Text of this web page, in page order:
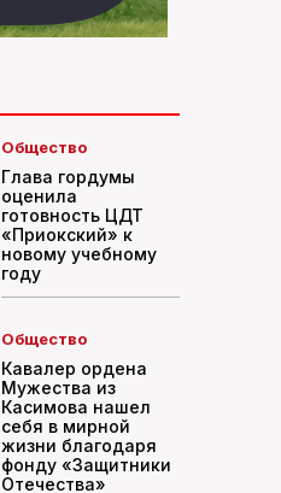
Общество
Глава гордумы
оценила
готовность ЦДТ
«Приокский» к
новому учебному
году
Общество
Кавалер ордена
Мужества из
Касимова нашел
себя в мирной
жизни благодаря
фонду «Защитники
Отечества»